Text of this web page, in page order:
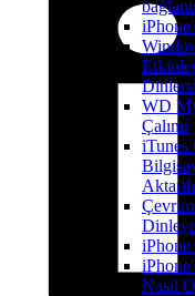
WD
Çalınır
iTunes
Nasıl